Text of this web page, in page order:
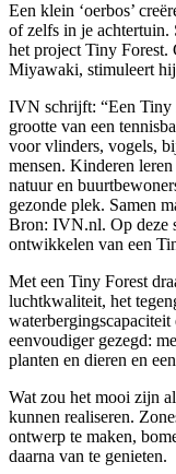
Een klein ‘oerbos’
of zelfs in je achtertuin.
het project Tiny Forest.
Miyawaki, stimuleert hij
IVN schrijft: “Een Tiny
grootte van een
voor vlinders, vogels,
mensen. Kinderen
natuur en
gezonde plek. Samen
Bron: IVN.nl. Op deze
ontwikkelen van een
Met een Tiny Forest
luchtkwaliteit, het
eenvoudiger gezegd:
planten en dieren en
Wat zou het mooi zijn
kunnen realiseren.
ontwerp te maken,
daarna van te genieten.